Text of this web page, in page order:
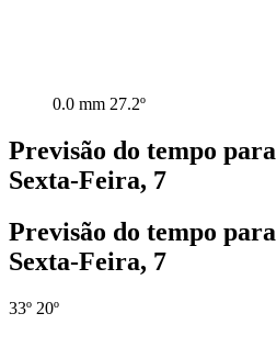
0.0 mm 27.2º
Previsão do tempo para
Sexta-Feira, 7
Previsão do tempo para
Sexta-Feira, 7
33º 20º